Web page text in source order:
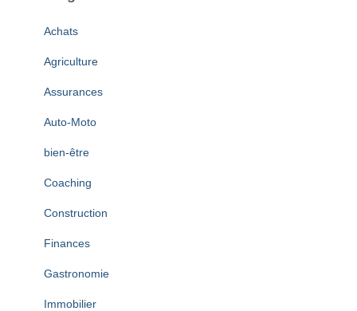
Achats
Agriculture
Assurances
Auto-Moto
bien-être
Coaching
Construction
Finances
Gastronomie
Immobilier